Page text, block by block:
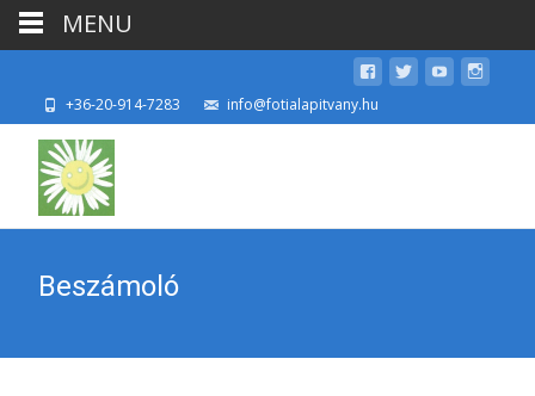
+36-20-914-7283 info@fotialapitvany.hu
Beszámoló
MENU